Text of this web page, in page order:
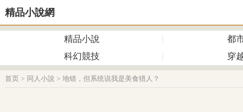
精品小說網
精品小說 都
科幻競技
穿
首页 > 同人小說 > 地错，但系统说我是美食猎人？